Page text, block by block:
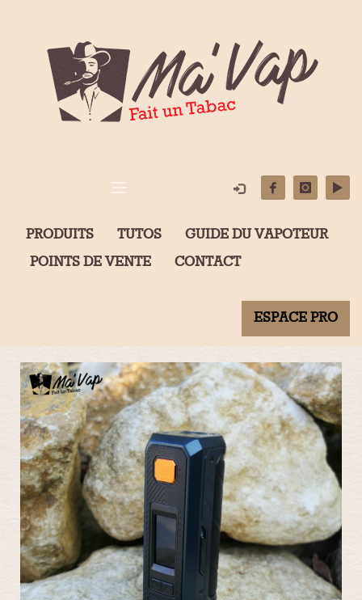
PRODUITS TUTOS
GUIDE DU VAPOTEUR
POINTS DE VENTE
CONTACT
ESPACE PRO